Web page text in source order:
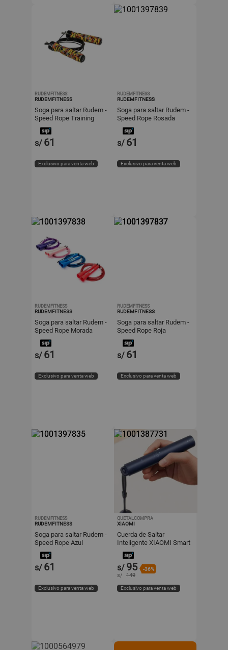
RUDEMFITNESS
RUDEMFITNESS
Soga para saltar Rudem -
Speed Rope Training
Colores
s/ 61
Exclusivo para venta web
RUDEMFITNESS
RUDEMFITNESS
Soga para saltar Rudem -
Speed Rope Rosada
s/ 61
Exclusivo para venta web
RUDEMFITNESS
RUDEMFITNESS
Soga para saltar Rudem -
Speed Rope Morada
s/ 61
Exclusivo para venta web
RUDEMFITNESS
RUDEMFITNESS
Soga para saltar Rudem -
Speed Rope Roja
s/ 61
Exclusivo para venta web
RUDEMFITNESS
RUDEMFITNESS
Soga para saltar Rudem -
Speed Rope Azul
s/ 61
Exclusivo para venta web
QUETALCOMPRA
XIAOMI
Cuerda de Saltar
Inteligente XIAOMI Smart
Jump Rope
s/ 95 -36%
s/ 149
Exclusivo para venta web